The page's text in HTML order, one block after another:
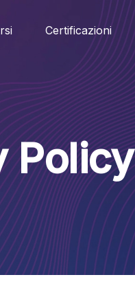
Certificazioni
Policy